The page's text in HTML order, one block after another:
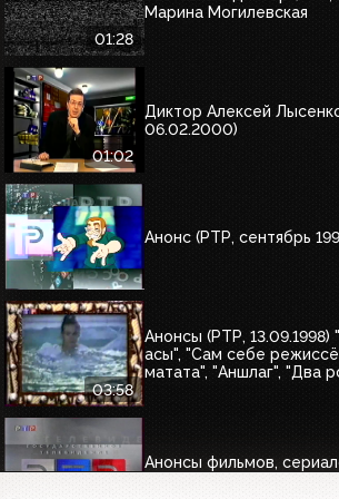
01:28
Марина Могилевская
01:02
Диктор Алексей
06.02.2000)
Анонс (РТР, сентябрь
03:58
Анонсы (РТР, 13.09.1998)
асы", "Сам себе
матата", "Аншлаг", "Два
Анонсы фильмов,